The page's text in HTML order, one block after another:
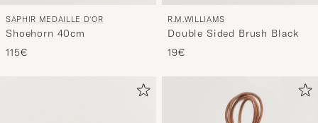
SAPHIR MEDAILLE D'OR
Shoehorn 40cm
115€
R.M.WILLIAMS
Double Sided Brush Black
19€